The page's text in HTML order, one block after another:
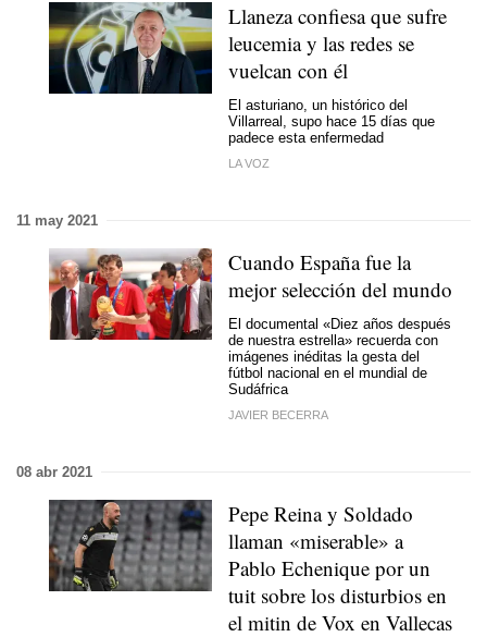
Llaneza confiesa que sufre
leucemia y las redes se
vuelcan con él
El asturiano, un histórico del
Villarreal, supo hace 15 días que
padece esta enfermedad
LA VOZ
11 may 2021
Cuando España fue la
mejor selección del mundo
El documental «Diez años después
de nuestra estrella» recuerda con
imágenes inéditas la gesta del
fútbol nacional en el mundial de
Sudáfrica
JAVIER BECERRA
08 abr 2021
Pepe Reina y Soldado
llaman «miserable» a
Pablo Echenique por un
tuit sobre los disturbios en
el mitin de Vox en Vallecas